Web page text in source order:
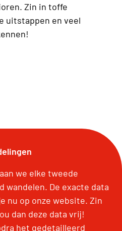
Zin in toffe
uitstappen en veel
we elke tweede
wandelen. De exacte data
nu op onze website. Zin
dan deze data vrij!
het gedetailleerd